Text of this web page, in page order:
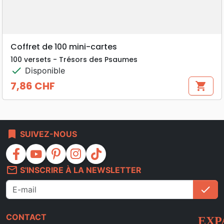
Coffret de 100 mini-cartes
100 versets - Trésors des Psaumes
check Disponible
Prix
7,86 CHF shopping_cart
bookmark SUIVEZ-NOUS
facebook youtube pinterest instagram
tiktok
mail_outline S'INSCRIRE À LA NEWSLETTER
check
CONTACT